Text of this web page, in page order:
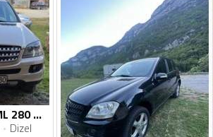
Mercedes Benz - ML 280 - Ml
Dizel